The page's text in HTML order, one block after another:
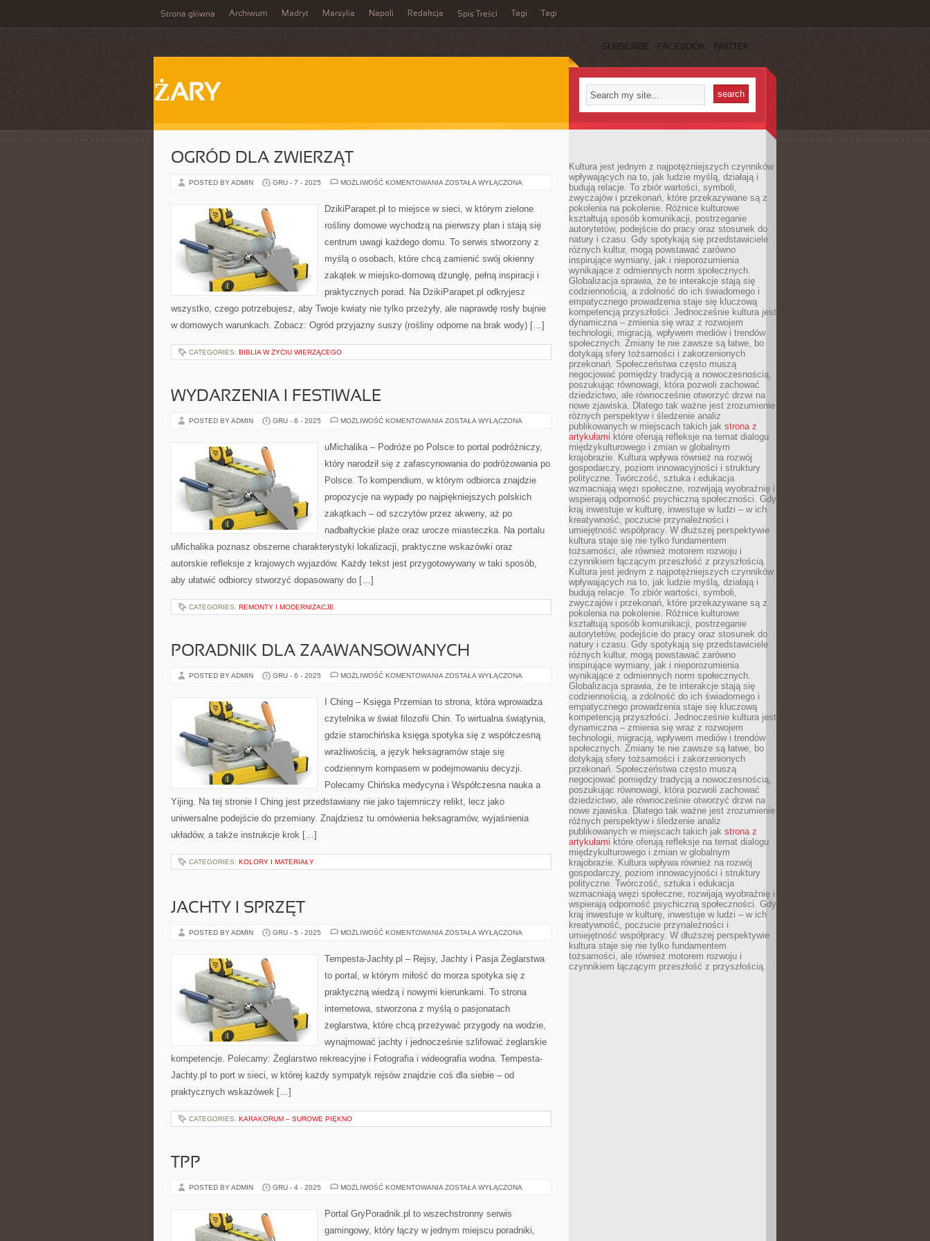
Strona główna Archiwum Madryt Marsylia Napoli Redakcja Spis Treści Tagi Tagi
SUBSCRIBE FACEBOOK TWITTER
ŻARY
OGRÓD DLA ZWIERZĄT
POSTED BY ADMIN GRU - 7 - 2025 MOŻLIWOŚĆ KOMENTOWANIA OGRÓD
ZOSTAŁA WYŁĄCZONA
DzikiParapet.pl to miejsce w sieci, w którym zielone
rośliny domowe wychodzą na pierwszy plan i stają się
centrum uwagi każdego domu. To serwis stworzony z
myślą o osobach, które chcą zamienić swój okienny
zakątek w miejsko-domową dżunglę, pełną inspiracji i
praktycznych porad. Na DzikiParapet.pl odkryjesz
wszystko, czego potrzebujesz, aby Twoje kwiaty nie tylko przeżyły, ale naprawdę rosły bujnie
w domowych warunkach. Zobacz: Ogród przyjazny suszy (rośliny odporne na brak wody) […]
CATEGORIES: BIBLIA W ŻYCIU WIERZĄCEGO
WYDARZENIA I FESTIWALE
POSTED BY ADMIN GRU - 6 - 2025 MOŻLIWOŚĆ KOMENTOWANIA WYDARZENIA
ZOSTAŁA WYŁĄCZONA
uMichalika – Podróże po Polsce to portal podróżniczy,
który narodził się z zafascynowania do podróżowania po
Polsce. To kompendium, w którym odbiorca znajdzie
propozycje na wypady po najpiękniejszych polskich
zakątkach – od szczytów przez akweny, aż po
nadbałtyckie plaże oraz urocze miasteczka. Na portalu
uMichalika poznasz obszerne charakterystyki lokalizacji, praktyczne wskazówki oraz
autorskie refleksje z krajowych wyjazdów. Każdy tekst jest przygotowywany w taki sposób,
aby ułatwić odbiorcy stworzyć dopasowany do […]
CATEGORIES: REMONTY I MODERNIZACJE
PORADNIK DLA ZAAWANSOWANYCH
POSTED BY ADMIN GRU - 6 - 2025 MOŻLIWOŚĆ KOMENTOWANIA PORADNIK
ZOSTAŁA WYŁĄCZONA
I Ching – Księga Przemian to strona, która wprowadza
czytelnika w świat filozofii Chin. To wirtualna świątynia,
gdzie starochińska księga spotyka się z współczesną
wrażliwością, a język heksagramów staje się
codziennym kompasem w podejmowaniu decyzji.
Polecamy Chińska medycyna i Współczesna nauka a
Yijing. Na tej stronie I Ching jest przedstawiany nie jako tajemniczy relikt, lecz jako
uniwersalne podejście do przemiany. Znajdziesz tu omówienia heksagramów, wyjaśnienia
układów, a także instrukcje krok […]
CATEGORIES: KOLORY I MATERIAŁY
JACHTY I SPRZĘT
POSTED BY ADMIN GRU - 5 - 2025 MOŻLIWOŚĆ KOMENTOWANIA JACHTY
ZOSTAŁA WYŁĄCZONA
Tempesta-Jachty.pl – Rejsy, Jachty i Pasja Żeglarstwa
to portal, w którym miłość do morza spotyka się z
praktyczną wiedzą i nowymi kierunkami. To strona
internetowa, stworzona z myślą o pasjonatach
żeglarstwa, które chcą przeżywać przygody na wodzie,
wynajmować jachty i jednocześnie szlifować żeglarskie
kompetencje. Polecamy: Żeglarstwo rekreacyjne i Fotografia i wideografia wodna. Tempesta-
Jachty.pl to port w sieci, w której każdy sympatyk rejsów znajdzie coś dla siebie – od
praktycznych wskazówek […]
CATEGORIES: KARAKORUM – SUROWE PIĘKNO
TPP
POSTED BY ADMIN GRU - 4 - 2025 MOŻLIWOŚĆ KOMENTOWANIA TPP
ZOSTAŁA WYŁĄCZONA
Portal GryPoradnik.pl to wszechstronny serwis
gamingowy, który łączy w jednym miejscu poradniki,
Kultura jest jednym z najpotężniejszych czynników
wpływających na to, jak ludzie myślą, działają i
budują relacje. To zbiór wartości, symboli,
zwyczajów i przekonań, które przekazywane są z
pokolenia na pokolenie. Różnice kulturowe
kształtują sposób komunikacji, postrzeganie
autorytetów, podejście do pracy oraz stosunek do
natury i czasu. Gdy spotykają się przedstawiciele
różnych kultur, mogą powstawać zarówno
inspirujące wymiany, jak i nieporozumienia
wynikające z odmiennych norm społecznych.
Globalizacja sprawia, że te interakcje stają się
codziennością, a zdolność do ich świadomego i
empatycznego prowadzenia staje się kluczową
kompetencją przyszłości. Jednocześnie kultura jest
dynamiczna – zmienia się wraz z rozwojem
technologii, migracją, wpływem mediów i trendów
społecznych. Zmiany te nie zawsze są łatwe, bo
dotykają sfery tożsamości i zakorzenionych
przekonań. Społeczeństwa często muszą
negocjować pomiędzy tradycją a nowoczesnością,
poszukując równowagi, która pozwoli zachować
dziedzictwo, ale równocześnie otworzyć drzwi na
nowe zjawiska. Dlatego tak ważne jest zrozumienie
różnych perspektyw i śledzenie analiz
publikowanych w miejscach takich jak strona z
artykułami które oferują refleksje na temat dialogu
międzykulturowego i zmian w globalnym
krajobrazie. Kultura wpływa również na rozwój
gospodarczy, poziom innowacyjności i struktury
polityczne. Twórczość, sztuka i edukacja
wzmacniają więzi społeczne, rozwijają wyobraźnię i
wspierają odporność psychiczną społeczności. Gdy
kraj inwestuje w kulturę, inwestuje w ludzi – w ich
kreatywność, poczucie przynależności i
umiejętność współpracy. W dłuższej perspektywie
kultura staje się nie tylko fundamentem
tożsamości, ale również motorem rozwoju i
czynnikiem łączącym przeszłość z przyszłością.
Kultura jest jednym z najpotężniejszych czynników
wpływających na to, jak ludzie myślą, działają i
budują relacje. To zbiór wartości, symboli,
zwyczajów i przekonań, które przekazywane są z
pokolenia na pokolenie. Różnice kulturowe
kształtują sposób komunikacji, postrzeganie
autorytetów, podejście do pracy oraz stosunek do
natury i czasu. Gdy spotykają się przedstawiciele
różnych kultur, mogą powstawać zarówno
inspirujące wymiany, jak i nieporozumienia
wynikające z odmiennych norm społecznych.
Globalizacja sprawia, że te interakcje stają się
codziennością, a zdolność do ich świadomego i
empatycznego prowadzenia staje się kluczową
kompetencją przyszłości. Jednocześnie kultura jest
dynamiczna – zmienia się wraz z rozwojem
technologii, migracją, wpływem mediów i trendów
społecznych. Zmiany te nie zawsze są łatwe, bo
dotykają sfery tożsamości i zakorzenionych
przekonań. Społeczeństwa często muszą
negocjować pomiędzy tradycją a nowoczesnością,
poszukując równowagi, która pozwoli zachować
dziedzictwo, ale równocześnie otworzyć drzwi na
nowe zjawiska. Dlatego tak ważne jest zrozumienie
różnych perspektyw i śledzenie analiz
publikowanych w miejscach takich jak strona z
artykułami które oferują refleksje na temat dialogu
międzykulturowego i zmian w globalnym
krajobrazie. Kultura wpływa również na rozwój
gospodarczy, poziom innowacyjności i struktury
polityczne. Twórczość, sztuka i edukacja
wzmacniają więzi społeczne, rozwijają wyobraźnię i
wspierają odporność psychiczną społeczności. Gdy
kraj inwestuje w kulturę, inwestuje w ludzi – w ich
kreatywność, poczucie przynależności i
umiejętność współpracy. W dłuższej perspektywie
kultura staje się nie tylko fundamentem
tożsamości, ale również motorem rozwoju i
czynnikiem łączącym przeszłość z przyszłością.